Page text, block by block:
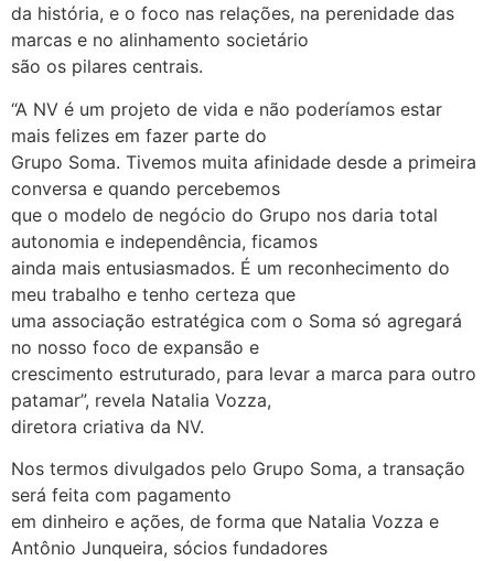
da história, e o foco nas relações, na perenidade das
marcas e no alinhamento societário
são os pilares centrais.
“A NV é um projeto de vida e não poderíamos estar
mais felizes em fazer parte do
Grupo Soma. Tivemos muita afinidade desde a primeira
conversa e quando percebemos
que o modelo de negócio do Grupo nos daria total
autonomia e independência, ficamos
ainda mais entusiasmados. É um reconhecimento do
meu trabalho e tenho certeza que
uma associação estratégica com o Soma só agregará
no nosso foco de expansão e
crescimento estruturado, para levar a marca para outro
patamar”, revela Natalia Vozza,
diretora criativa da NV.
Nos termos divulgados pelo Grupo Soma, a transação
será feita com pagamento
em dinheiro e ações, de forma que Natalia Vozza e
Antônio Junqueira, sócios fundadores